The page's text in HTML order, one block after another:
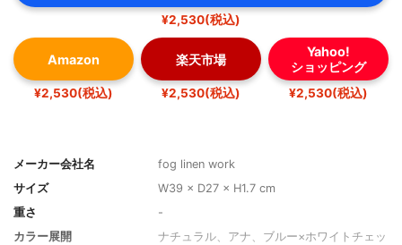
¥2,530(税込)
Amazon
¥2,530(税込)
楽天市場
¥2,530(税込)
Yahoo!
ショッピング
¥2,530(税込)
メーカー会社名
fog linen work
サイズ
W39 × D27 × H1.7 cm
重さ
-
カラー展開
ナチュラル、アナ、ブルー×ホワイトチェッ